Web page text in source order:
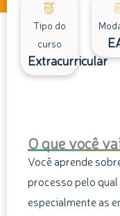
Tipo do
curso
Extracurricular
O que você
Você aprende
processo pelo
especialmente as